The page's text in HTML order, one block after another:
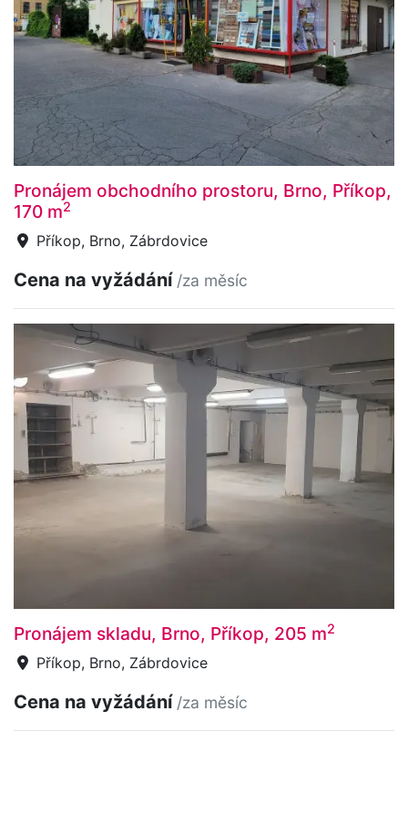
Pronájem obchodního prostoru, Brno, Příkop,
170 m2
Příkop, Brno, Zábrdovice
Cena na vyžádání /za měsíc
Pronájem skladu, Brno, Příkop, 205 m2
Příkop, Brno, Zábrdovice
Cena na vyžádání /za měsíc